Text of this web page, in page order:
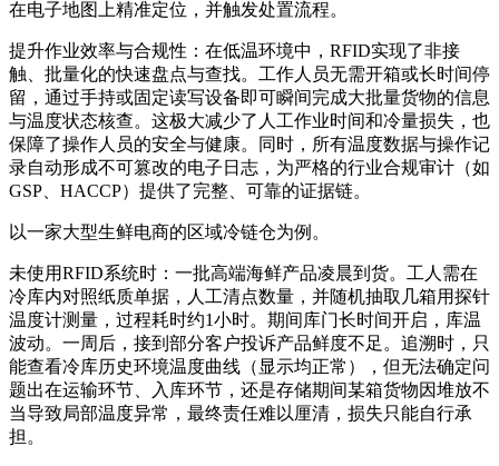
在电子地图上精准定位，并触发处置流程。
提升作业效率与合规性：在低温环境中，RFID实现了非接
触、批量化的快速盘点与查找。工作人员无需开箱或长时间停
留，通过手持或固定读写设备即可瞬间完成大批量货物的信息
与温度状态核查。这极大减少了人工作业时间和冷量损失，也
保障了操作人员的安全与健康。同时，所有温度数据与操作记
录自动形成不可篡改的电子日志，为严格的行业合规审计（如
GSP、HACCP）提供了完整、可靠的证据链。
以一家大型生鲜电商的区域冷链仓为例。
未使用RFID系统时：一批高端海鲜产品凌晨到货。工人需在
冷库内对照纸质单据，人工清点数量，并随机抽取几箱用探针
温度计测量，过程耗时约1小时。期间库门长时间开启，库温
波动。一周后，接到部分客户投诉产品鲜度不足。追溯时，只
能查看冷库历史环境温度曲线（显示均正常），但无法确定问
题出在运输环节、入库环节，还是存储期间某箱货物因堆放不
当导致局部温度异常，最终责任难以厘清，损失只能自行承
担。